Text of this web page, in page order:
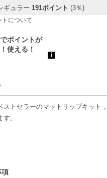
ギュラー 191ポイント (3％)
トについて
トセラーのマットリップキット 。
。
送便のご指定はできません。
項